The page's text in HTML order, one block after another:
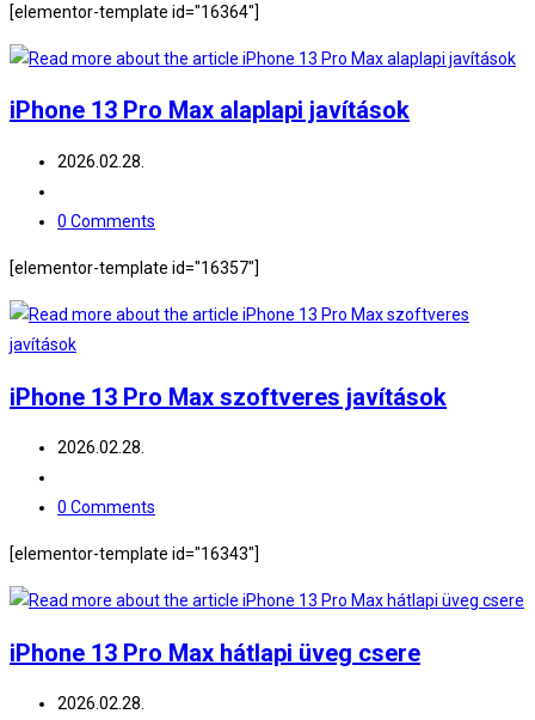
[elementor-template id="16364"]
iPhone 13 Pro Max alaplapi javítások
Post
2026.02.28.
category:
Post
0 Comments
[elementor-template id="16357"]
iPhone 13 Pro Max szoftveres javítások
Post
2026.02.28.
category:
Post
0 Comments
[elementor-template id="16343"]
iPhone 13 Pro Max hátlapi üveg csere
Post
2026.02.28.